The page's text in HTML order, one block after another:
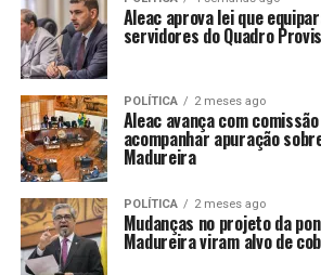
Aleac aprova lei que
servidores do Quadro
POLÍTICA 2 meses ago
Aleac avança com
acompanhar apuração
Madureira
POLÍTICA 2 meses ago
Mudanças no projeto da
Madureira viram alvo de